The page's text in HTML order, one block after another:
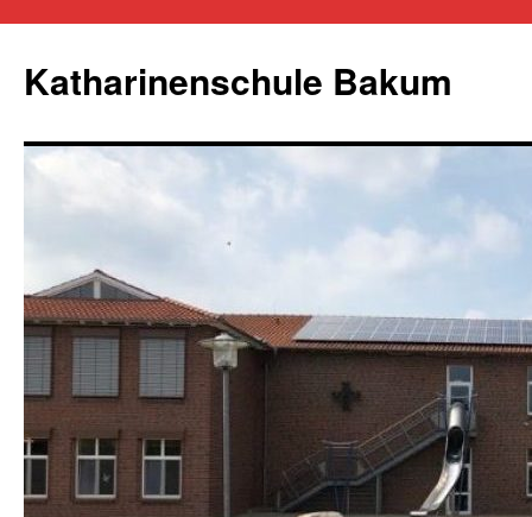
springen
Katharinenschule Bakum